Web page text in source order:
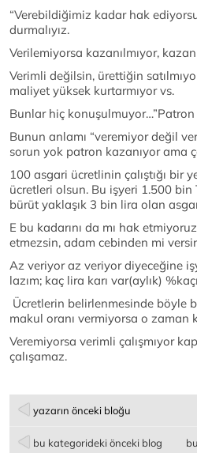
“Verebildiğimiz kadar hak
durmalıyız.
Verilemiyorsa kazanılmıyor,
Verimli değilsin, ürettiğin
maliyet yüksek kurtarmıyor vs.
Bunlar hiç
Bunun anlamı “veremiyor değil
sorun yok patron kazanıyor ama
100 asgari ücretlinin çalıştığı bir
ücretleri olsun. Bu işyeri 1.500 bin
bürüt yaklaşık 3 bin lira olan
E bu kadarını da mı hak
etmezsin, adam cebinden mi
Az veriyor az veriyor diyeceğine
lazım; kaç lira karı var(aylık)
Ücretlerin belirlenmesinde böyle
makul oranı vermiyorsa o zaman
Veremiyorsa verimli çalışmıyor
çalışamaz.
yazarın önceki bloğu
bu kategorideki önceki blog